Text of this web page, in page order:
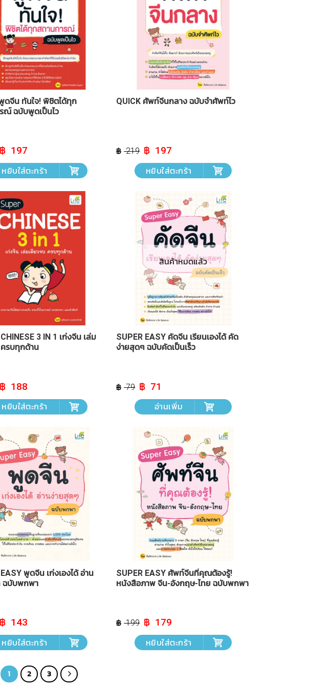
ดจีน ทันใจ! พิชิตได้ทุก
ณ์ ฉบับพูดเป็นไว
Original
price
฿ 219.
197
is:
฿ 197.
หยิบใส่ตะกร้า
QUICK ศัพท์จีนกลาง ฉบับจำศัพท์ไว
219 Original
price
was:
฿ 219.
197Current
is:
฿ 197.
หยิบใส่ตะกร้า
3 IN 1 เก่งจีน เล่ม
ครบทุกด้าน
Original
price
฿ 209.
188
is:
฿ 188.
หยิบใส่ตะกร้า
สินค้าหมดแล้ว
SUPER EASY คัดจีน เรียนเองได้ คัด
ง่ายสุดๆ ฉบับคัดเป็นเร็ว
79 Original
price
was:
71
is:
฿ 71.
อ่านเพิ่ม
พูดจีน เก่งเองได้ อ่าน
ฉบับพกพา
Original
price
฿ 159.
143
is:
฿ 143.
หยิบใส่ตะกร้า
SUPER EASY ศัพท์จีนที่คุณต้องรู้!
หนังสือภาพ จีน-อังกฤษ-ไทย ฉบับพกพา
199 Original
price
was:
฿ 199.
179Current
price
is:
฿ 179.
หยิบใส่ตะกร้า
1 2 3